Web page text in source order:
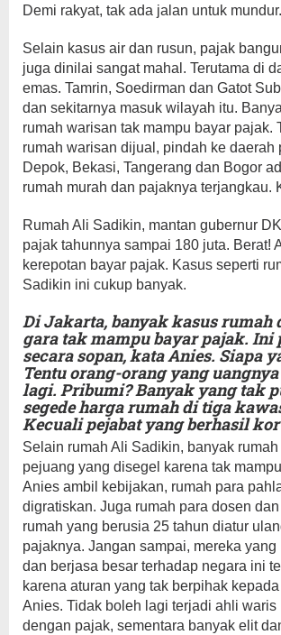
Demi rakyat, tak ada jalan untuk mundur.
Selain kasus air dan rusun, pajak
juga dinilai sangat mahal. Terutama di
emas. Tamrin, Soedirman dan Gatot
dan sekitarnya masuk wilayah itu.
rumah warisan tak mampu bayar pajak.
rumah warisan dijual, pindah ke daerah
Depok, Bekasi, Tangerang dan Bogor
rumah murah dan pajaknya terjangkau.
Rumah Ali Sadikin, mantan gubernur
pajak tahunnya sampai 180 juta. Berat!
kerepotan bayar pajak. Kasus seperti
Sadikin ini cukup banyak.
Di Jakarta, banyak kasus rumah
gara tak mampu bayar pajak. Ini
secara sopan, kata Anies. Siapa
Tentu orang-orang yang
lagi. Pribumi? Banyak yang tak
segede harga rumah di tiga
Kecuali pejabat yang berhasil
Selain rumah Ali Sadikin, banyak
pejuang yang disegel karena tak
Anies ambil kebijakan, rumah para
digratiskan. Juga rumah para dosen
rumah yang berusia 25 tahun diatur
pajaknya. Jangan sampai, mereka yang
dan berjasa besar terhadap negara ini
karena aturan yang tak berpihak
Anies. Tidak boleh lagi terjadi ahli
dengan pajak, sementara banyak elit